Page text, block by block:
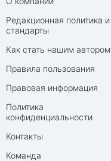
Редакционная политика и
стандарты
Как стать нашим автором
Правила пользования
Правовая информация
Политика
конфиденциальности
Контакты
Команда